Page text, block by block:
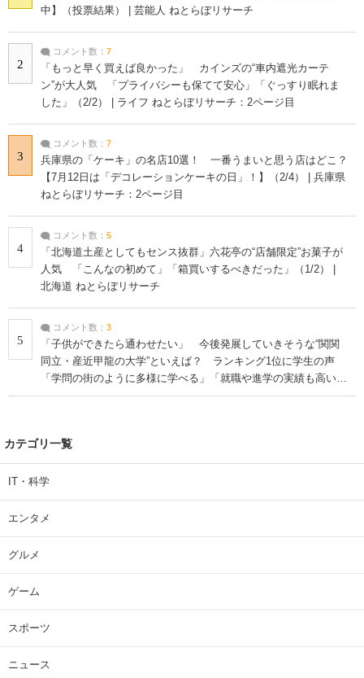
中】（投票結果） | 芸能人 ねとらぼリサーチ
2
コメント数： 7
「もっと早く買えば良かった」 カインズの“車内遮光カーテ
ン”が大人気 「プライバシーも保てて安心」「ぐっすり眠れま
した」（2/2） | ライフ ねとらぼリサーチ：2ページ目
3
コメント数： 7
兵庫県の「ケーキ」の名店10選！ 一番うまいと思う店はどこ？
【7月12日は「デコレーションケーキの日」！】（2/4） | 兵庫県
ねとらぼリサーチ：2ページ目
4
コメント数： 5
「北海道土産としてもセンス抜群」六花亭の“店舗限定”お菓子が
人気 「こんなの初めて」「箱買いするべきだった」（1/2） |
北海道 ねとらぼリサーチ
5
コメント数： 3
「子供ができたら通わせたい」 今後発展していきそうな“関関
同立・産近甲龍の大学”といえば？ ランキング1位に学生の声
「学問の街のように多様に学べる」「就職や進学の実績も高い」
| 大学 ねとらぼリサーチ
カテゴリ一覧
IT・科学
エンタメ
グルメ
ゲーム
スポーツ
ニュース